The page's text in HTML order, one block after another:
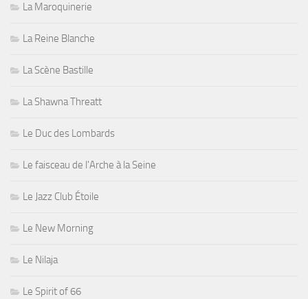
La Maroquinerie
La Reine Blanche
La Scène Bastille
La Shawna Threatt
Le Duc des Lombards
Le faisceau de l'Arche à la Seine
Le Jazz Club Étoile
Le New Morning
Le Nilaja
Le Spirit of 66